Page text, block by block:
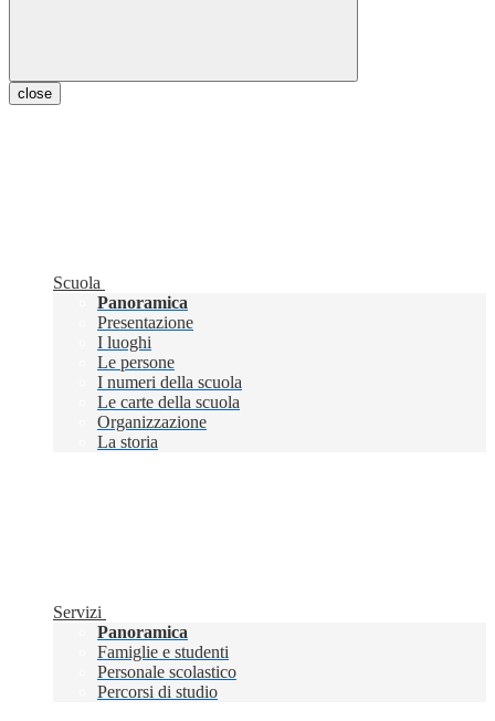
close
Scuola
Panoramica
Presentazione
I luoghi
Le persone
I numeri della scuola
Le carte della scuola
Organizzazione
La storia
Servizi
Panoramica
Famiglie e studenti
Personale scolastico
Percorsi di studio